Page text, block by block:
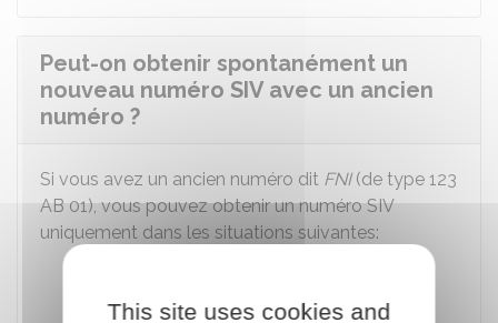
Peut-on obtenir spontanément un
nouveau numéro SIV avec un ancien
numéro ?
Si vous avez un ancien numéro dit FNI(de type 123
AB 01), vous pouvez obtenir un numéro SIV
uniquement dans les situations suivantes:
Vous devez obtenir unduplicata de la
This site uses cookies and